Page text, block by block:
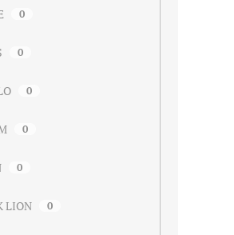
0
0
0
0
0
LION 0